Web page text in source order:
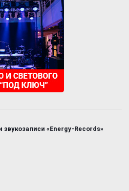
звукозаписи «Energy-Records»